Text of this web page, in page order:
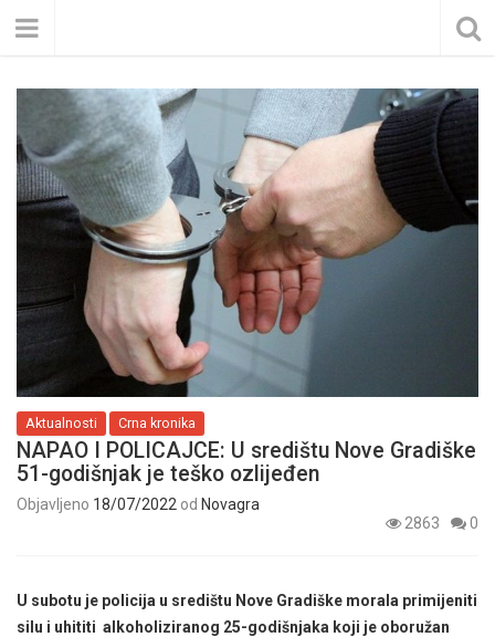
Aktualnosti Crna kronika
NAPAO I POLICAJCE: U središtu Nove Gradiške
51-godišnjak je teško ozlijeđen
Objavljeno 18/07/2022 od Novagra
2863
0
U subotu je policija u središtu Nove Gradiške morala primijeniti
silu i uhititi alkoholiziranog 25-godišnjaka koji je oboružan